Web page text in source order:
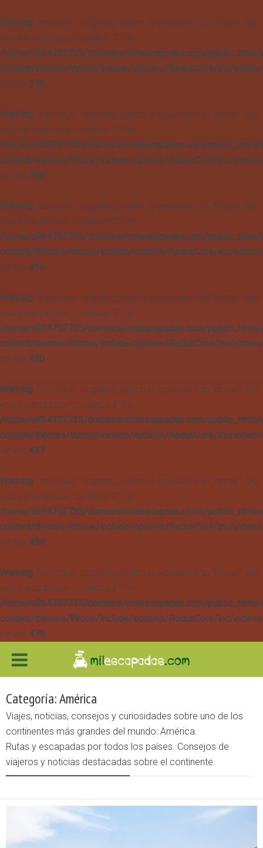
Warning: "continue" targeting switch is equivalent to "break". Did
you mean to use "continue 2"? in
/home/u934752735/domains/milescapadas.com/public_html/
content/themes/throne/include/options/ReduxCore/inc/
on line 376
Warning: "continue" targeting switch is equivalent to "break". Did
you mean to use "continue 2"? in
/home/u934752735/domains/milescapadas.com/public_html/
content/themes/throne/include/options/ReduxCore/inc/
on line 398
Warning: "continue" targeting switch is equivalent to "break". Did
you mean to use "continue 2"? in
/home/u934752735/domains/milescapadas.com/public_html/
content/themes/throne/include/options/ReduxCore/inc/
on line 416
Warning: "continue" targeting switch is equivalent to "break". Did
you mean to use "continue 2"? in
/home/u934752735/domains/milescapadas.com/public_html/
content/themes/throne/include/options/ReduxCore/inc/
on line 420
Warning: "continue" targeting switch is equivalent to "break". Did
you mean to use "continue 2"? in
/home/u934752735/domains/milescapadas.com/public_html/
content/themes/throne/include/options/ReduxCore/inc/
on line 447
Warning: "continue" targeting switch is equivalent to "break". Did
you mean to use "continue 2"? in
/home/u934752735/domains/milescapadas.com/public_html/
content/themes/throne/include/options/ReduxCore/inc/
on line 459
Warning: "continue" targeting switch is equivalent to "break". Did
you mean to use "continue 2"? in
/home/u934752735/domains/milescapadas.com/public_html/
content/themes/throne/include/options/ReduxCore/inc/
on line 478
Categoría: América
Viajes, noticias, consejos y curiosidades sobre uno de los
continentes más grandes del mundo: América.
Rutas y escapadas por todos los países. Consejos de
viajeros y noticias destacadas sobre el continente.